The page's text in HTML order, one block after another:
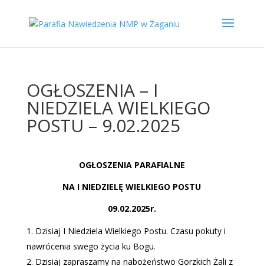
OGŁOSZENIA – I
NIEDZIELA WIELKIEGO
POSTU – 9.02.2025
OGŁOSZENIA PARAFIALNE
NA I NIEDZIELĘ WIELKIEGO POSTU
09.02.2025r.
Dzisiaj I Niedziela Wielkiego Postu. Czasu pokuty i
nawrócenia swego życia ku Bogu.
Dzisiaj zapraszamy na nabożeństwo Gorzkich Żali z